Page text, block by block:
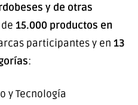
y de otras
15.000 productos en
participantes y en 13
:
y Tecnología